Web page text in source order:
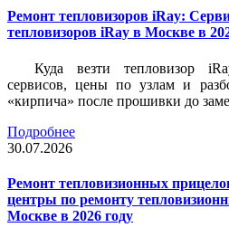
Ремонт тепловизоров iRay:
тепловизоров iRay в Москве в
Куда везти тепловизор
сервисов, цены по узлам и
«кирпича» после прошивки до
Подробнее
30.07.2026
Ремонт тепловизионных
центры по ремонту
Москве в 2026 году